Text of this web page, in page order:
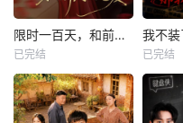
限时一百天，和前夫谈恋爱
已完结 已完结